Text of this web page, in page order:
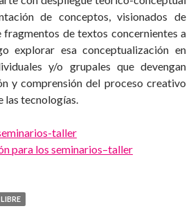
de conceptos, visionados de
fragmentos de textos concernientes a
explorar esa conceptualización en
y/o grupales que devengan
y comprensión del proceso creativo
las tecnologías.
taller
para los seminarios–taller